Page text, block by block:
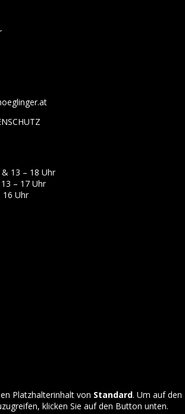
13 – 18 Uhr
– 17 Uhr
16 Uhr
Platzhalterinhalt von Standard. Um auf den
klicken Sie auf den Button unten.